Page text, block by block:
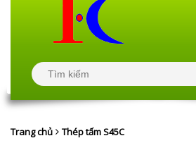
Trang chủ Thép tấm S45C